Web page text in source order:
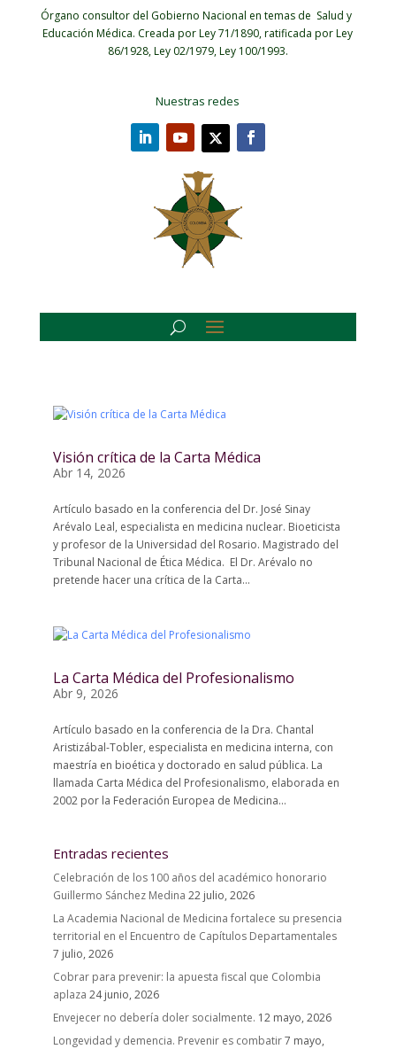
Órgano consultor del Gobierno Nacional en temas de Salud y
Educación Médica. Creada por Ley 71/1890, ratificada por Ley
86/1928, Ley 02/1979, Ley 100/1993.
Nuestras redes
Visión crítica de la Carta Médica
Abr 14, 2026
Artículo basado en la conferencia del Dr. José Sinay
Arévalo Leal, especialista en medicina nuclear. Bioeticista
y profesor de la Universidad del Rosario. Magistrado del
Tribunal Nacional de Ética Médica. El Dr. Arévalo no
pretende hacer una crítica de la Carta...
La Carta Médica del Profesionalismo
Abr 9, 2026
Artículo basado en la conferencia de la Dra. Chantal
Aristizábal-Tobler, especialista en medicina interna, con
maestría en bioética y doctorado en salud pública. La
llamada Carta Médica del Profesionalismo, elaborada en
2002 por la Federación Europea de Medicina...
Entradas recientes
Celebración de los 100 años del académico honorario
Guillermo Sánchez Medina 22 julio, 2026
La Academia Nacional de Medicina fortalece su presencia
territorial en el Encuentro de Capítulos Departamentales
7 julio, 2026
Cobrar para prevenir: la apuesta fiscal que Colombia
aplaza 24 junio, 2026
Envejecer no debería doler socialmente. 12 mayo, 2026
Longevidad y demencia. Prevenir es combatir7 mayo,